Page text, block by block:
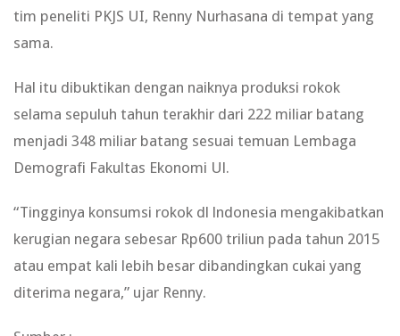
tim peneliti PKJS UI, Renny Nurhasana di tempat yang
sama.
Hal itu dibuktikan dengan naiknya produksi rokok
selama sepuluh tahun terakhir dari 222 miliar batang
menjadi 348 miliar batang sesuai temuan Lembaga
Demografi Fakultas Ekonomi Ul.
“Tingginya konsumsi rokok dl lndonesia mengakibatkan
kerugian negara sebesar Rp600 triliun pada tahun 2015
atau empat kali lebih besar dibandingkan cukai yang
diterima negara,” ujar Renny.